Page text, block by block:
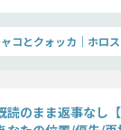
コとクォッカ｜ホロ
読のまま返事なし